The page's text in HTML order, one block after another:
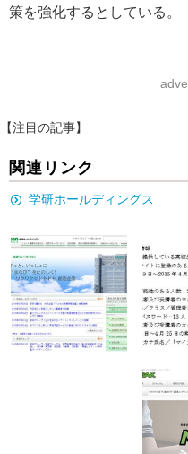
策を強化するとしている。
【注目の記事】
関連リンク
学研ホールディングス